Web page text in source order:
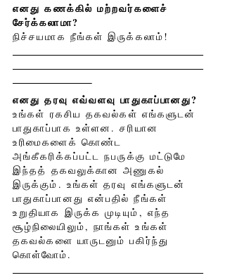
எனது கணக்கில் மற்றவர்களைச்
சேர்க்கலாமா?
நிச்சயமாக நீங்கள் இருக்கலாம்!
எனது தரவு எவ்வளவு பாதுகாப்பானது?
உங்கள் ரகசிய தகவல்கள் எங்களுடன்
பாதுகாப்பாக உள்ளன. சரியான
உரிமைகளைக் கொண்ட
அங்கீகரிக்கப்பட்ட நபருக்கு மட்டுமே
இந்தத் தகவலுக்கான அணுகல்
இருக்கும். உங்கள் தரவு எங்களுடன்
பாதுகாப்பானது என்பதில் நீங்கள்
உறுதியாக இருக்க முடியும், எந்த
சூழ்நிலையிலும், நாங்கள் உங்கள்
தகவல்களை யாருடனும் பகிர்ந்து
கொள்வோம்.